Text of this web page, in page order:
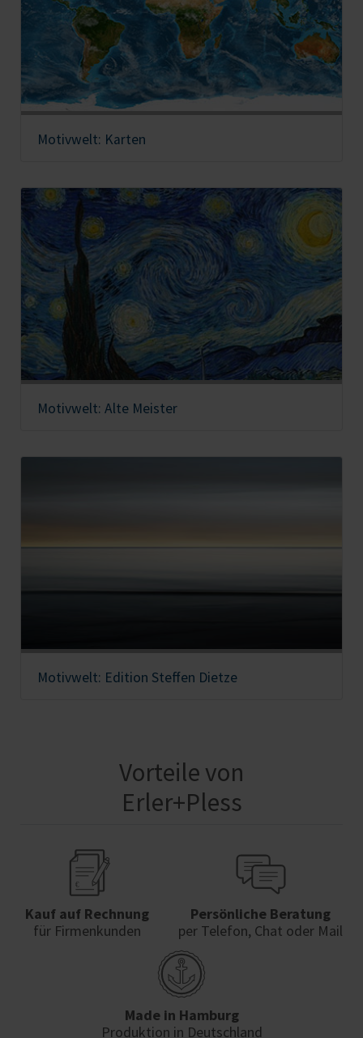
Motivwelt: Karten
Motivwelt: Alte Meister
Motivwelt: Edition Steffen Dietze
Vorteile von
Erler+Pless
Kauf auf Rechnung
für Firmenkunden
Persönliche Beratung
per Telefon, Chat oder Mail
Made in Hamburg
Produktion in Deutschland